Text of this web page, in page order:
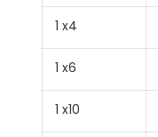
1 x4
1 x6
1 x10